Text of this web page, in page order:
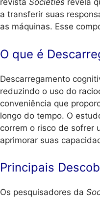
revista Societies revela
a transferir suas
as máquinas. Esse
O que é
Descarregamento
reduzindo o uso do
conveniência que
longo do tempo. O
correm o risco de sofrer
aprimorar suas
Principais
Os pesquisadores da